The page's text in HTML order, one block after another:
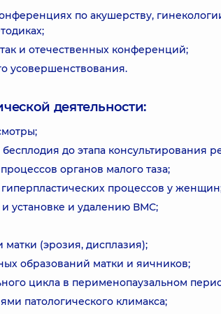
по акушерству,
и отечественных конференций;
усовершенствования.
деятельности:
до этапа консультирования
органов малого таза;
процессов у
установке и удалению ВМС;
(эрозия, дисплазия);
образований матки и яичников;
цикла в перименопаузальном
патологического климакса;